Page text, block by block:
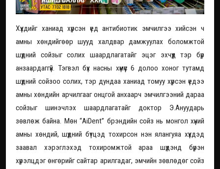
Хүүхдийг ханиад хүрсэн үед антибиотик эмчилгээ хийсэн ч
амны хөндийгөөр шууд халдвар дамжуулах боломжтой
шүдний сойзыг солих шаардлагатайг эцэг эхчүүд тэр бүр
анзаардаггүй. Тэгвэл бүх насны хүмүүс 6 долоо хоног тутамд
шүдний сойзоо солих, тэр дундаа ханиад томуу хүрсэн үедээ
амны хөндийн арчилгааг онцгой анхаарч эмчилгээний дараа
сойзыг шинэчлэх шаардлагатайг доктор Э.Ануударь
зөвлөж байна. Мөн “AiDent” брэндийн сойз нь монгол хүний
амны хөндий, шүдний бүтцэд тохирсон нэн ялангуяа хүүхдэд
заавал хэрэглэхэд тохиромжтой араа шүдэнд бүрэн
хүрэлцдэг өнгөрийг сайтар арилгадаг, эмчийн зөвлөдөг сойз